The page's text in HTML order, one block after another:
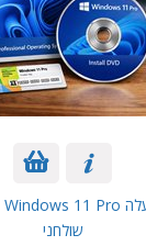
שולחני